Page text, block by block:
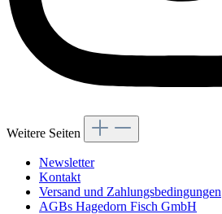
Weitere Seiten
Newsletter
Kontakt
Versand und Zahlungsbedingungen
AGBs Hagedorn Fisch GmbH